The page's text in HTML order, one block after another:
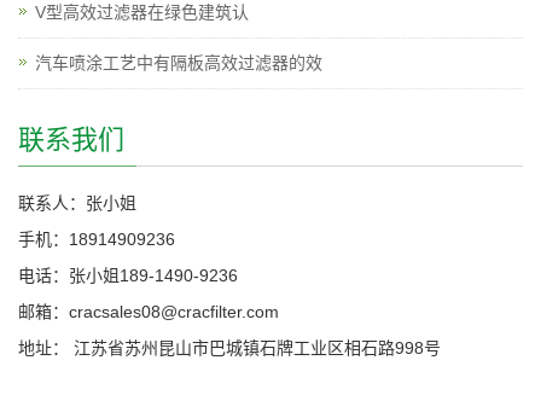
V型高效过滤器在绿色建筑认
汽车喷涂工艺中有隔板高效过滤器的效
联系我们
联系人：张小姐
手机：18914909236
电话：张小姐189-1490-9236
邮箱：cracsales08@cracfilter.com
地址： 江苏省苏州昆山市巴城镇石牌工业区相石路998号